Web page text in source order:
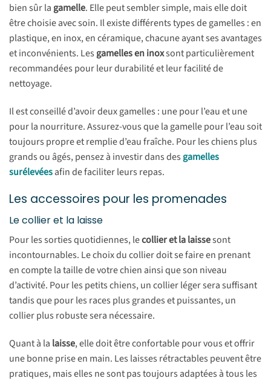
bien sûr lagamelle. Elle peut sembler simple, mais elle doit
être choisie avec soin. Il existe différents types de gamelles : en
plastique, en inox, en céramique, chacune ayant ses avantages
et inconvénients. Lesgamelles en inoxsont particulièrement
recommandées pour leur durabilité et leur facilité de
nettoyage.
Il est conseillé d’avoir deux gamelles : une pour l’eau et une
pour la nourriture. Assurez-vous que la gamelle pour l’eau soit
toujours propre et remplie d’eau fraîche. Pour les chiens plus
grands ou âgés, pensez à investir dans desgamelles
surélevéesafin de faciliter leurs repas.
Les accessoires pour les promenades
Le collier et la laisse
Pour les sorties quotidiennes, lecollier et la laissesont
incontournables. Le choix du collier doit se faire en prenant
en compte la taille de votre chien ainsi que son niveau
d’activité. Pour les petits chiens, un collier léger sera suffisant
tandis que pour les races plus grandes et puissantes, un
collier plus robuste sera nécessaire.
Quant à la laisse, elle doit être confortable pour vous et offrir
une bonne prise en main. Les laisses rétractables peuvent être
pratiques, mais elles ne sont pas toujours adaptées à tous les